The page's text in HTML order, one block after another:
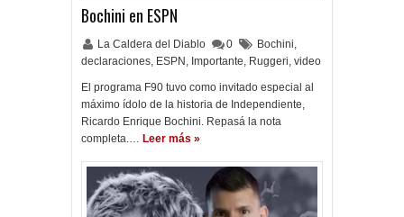
Bochini en ESPN
La Caldera del Diablo 0 Bochini,
declaraciones, ESPN , Importante, Ruggeri, video
El programa F90 tuvo como invitado especial al
máximo ídolo de la historia de Independiente,
Ricardo Enrique Bochini. Repasá la nota
completa.… Leer más »